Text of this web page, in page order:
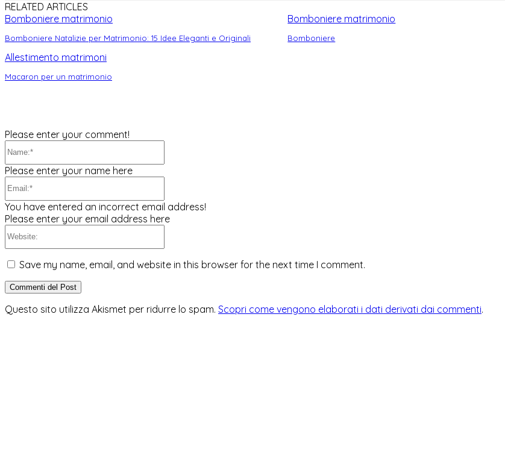
RELATED ARTICLES
Bomboniere matrimonio
Bomboniere Natalizie per Matrimonio: 15 Idee Eleganti e Originali
Bomboniere matrimonio
Bomboniere
Allestimento matrimoni
Macaron per un matrimonio
Please enter your comment!
Please enter your name here
You have entered an incorrect email address!
Please enter your email address here
Save my name, email, and website in this browser for the next time I comment.
Questo sito utilizza Akismet per ridurre lo spam. Scopri come vengono elaborati i dati derivati dai commenti.